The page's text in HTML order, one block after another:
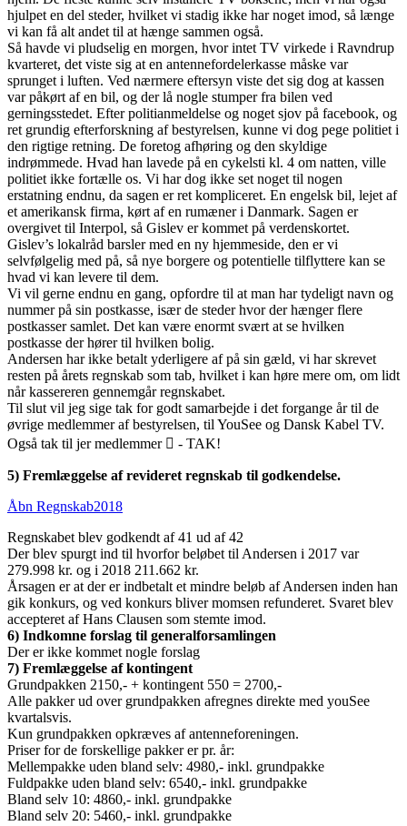
hjulpet en del steder, hvilket vi stadig ikke har noget imod, så længe
vi kan få alt andet til at hænge sammen også.
Så havde vi pludselig en morgen, hvor intet TV virkede i Ravndrup
kvarteret, det viste sig at en antennefordelerkasse måske var
sprunget i luften. Ved nærmere eftersyn viste det sig dog at kassen
var påkørt af en bil, og der lå nogle stumper fra bilen ved
gerningsstedet. Efter politianmeldelse og noget sjov på facebook, og
ret grundig efterforskning af bestyrelsen, kunne vi dog pege politiet i
den rigtige retning. De foretog afhøring og den skyldige
indrømmede. Hvad han lavede på en cykelsti kl. 4 om natten, ville
politiet ikke fortælle os. Vi har dog ikke set noget til nogen
erstatning endnu, da sagen er ret kompliceret. En engelsk bil, lejet af
et amerikansk firma, kørt af en rumæner i Danmark. Sagen er
overgivet til Interpol, så Gislev er kommet på verdenskortet.
Gislev’s lokalråd barsler med en ny hjemmeside, den er vi
selvfølgelig med på, så nye borgere og potentielle tilflyttere kan se
hvad vi kan levere til dem.
Vi vil gerne endnu en gang, opfordre til at man har tydeligt navn og
nummer på sin postkasse, især de steder hvor der hænger flere
postkasser samlet. Det kan være enormt svært at se hvilken
postkasse der hører til hvilken bolig.
Andersen har ikke betalt yderligere af på sin gæld, vi har skrevet
resten på årets regnskab som tab, hvilket i kan høre mere om, om lidt
når kassereren gennemgår regnskabet.
Til slut vil jeg sige tak for godt samarbejde i det forgange år til de
øvrige medlemmer af bestyrelsen, til YouSee og Dansk Kabel TV.
Også tak til jer medlemmer  - TAK!
5) Fremlæggelse af revideret regnskab til godkendelse.
Åbn Regnskab2018
Regnskabet blev godkendt af 41 ud af 42
Der blev spurgt ind til hvorfor beløbet til Andersen i 2017 var
279.998 kr. og i 2018 211.662 kr.
Årsagen er at der er indbetalt et mindre beløb af Andersen inden han
gik konkurs, og ved konkurs bliver momsen refunderet. Svaret blev
accepteret af Hans Clausen som stemte imod.
6) Indkomne forslag til generalforsamlingen
Der er ikke kommet nogle forslag
7) Fremlæggelse af kontingent
Grundpakken 2150,- + kontingent 550 = 2700,-
Alle pakker ud over grundpakken afregnes direkte med youSee
kvartalsvis.
Kun grundpakken opkræves af antenneforeningen.
Priser for de forskellige pakker er pr. år:
Mellempakke uden bland selv: 4980,- inkl. grundpakke
Fuldpakke uden bland selv: 6540,- inkl. grundpakke
Bland selv 10: 4860,- inkl. grundpakke
Bland selv 20: 5460,- inkl. grundpakke